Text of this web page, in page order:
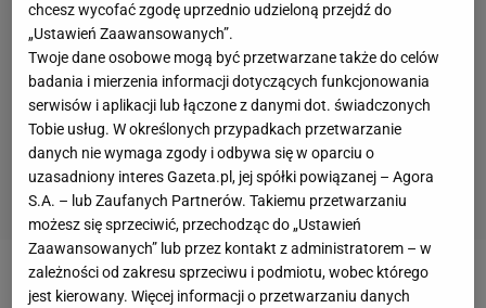
chcesz wycofać zgodę uprzednio udzieloną przejdź do
„Ustawień Zaawansowanych”.
Twoje dane osobowe mogą być przetwarzane także do celów
badania i mierzenia informacji dotyczących funkcjonowania
serwisów i aplikacji lub łączone z danymi dot. świadczonych
Tobie usług. W określonych przypadkach przetwarzanie
danych nie wymaga zgody i odbywa się w oparciu o
uzasadniony interes Gazeta.pl, jej spółki powiązanej – Agora
S.A. – lub Zaufanych Partnerów. Takiemu przetwarzaniu
możesz się sprzeciwić, przechodząc do „Ustawień
Zaawansowanych” lub przez kontakt z administratorem – w
zależności od zakresu sprzeciwu i podmiotu, wobec którego
jest kierowany. Więcej informacji o przetwarzaniu danych